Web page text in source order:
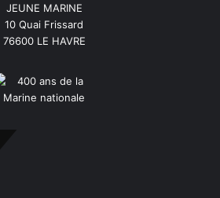
JEUNE MARINE
10 Quai Frissard
76600 LE HAVRE